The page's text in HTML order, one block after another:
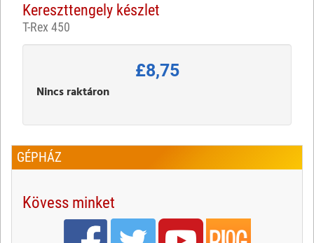
Kereszttengely készlet
T-Rex 450
£8,75
Nincs raktáron
GÉPHÁZ
Kövess minket